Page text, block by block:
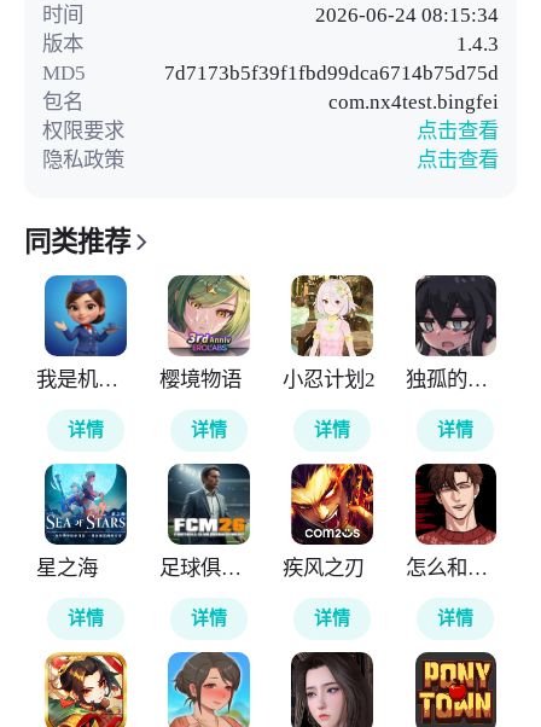
时间
2026-06-24 08:15:34
版本
1.4.3
MD5
7d7173b5f39f1fbd99dca6714b75d75d
包名
com.nx4test.bingfei
权限要求
点击查看
隐私政策
点击查看
同类推荐
我是机场保安
详情
樱境物语
详情
小忍计划2
详情
独孤的女孩子物语
详情
星之海
详情
足球俱乐部经理2026
详情
疾风之刃
详情
怎么和病娇男友分手
详情